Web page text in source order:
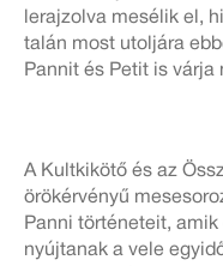
lerajzolva mesélik el,
talán most utoljára
Pannit és Petit is várja
A Kultkikötő és az
örökérvényű
Panni történeteit,
nyújtanak a vele